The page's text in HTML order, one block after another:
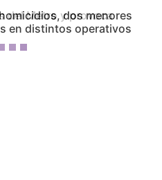
dos menores
en distintos operativos